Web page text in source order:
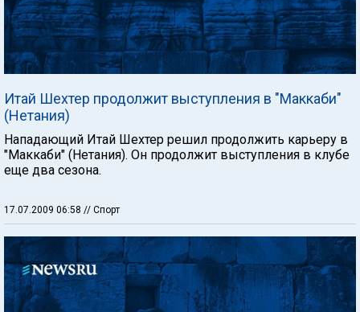
Итай Шехтер продолжит выступления в "Маккаби"
(Нетания)
Нападающий Итай Шехтер решил продолжить карьеру в
"Маккаби" (Нетания). Он продолжит выступления в клубе
еще два сезона.
17.07.2009 06:58 // Спорт